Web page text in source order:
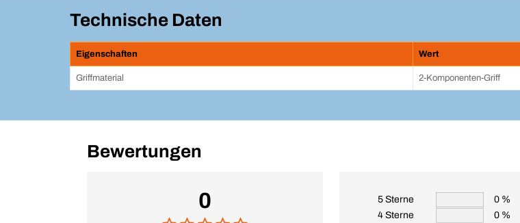
Technische Daten
Eigenschaften Wert
Griffmaterial 2-Komponenten-Griff
Bewertungen
0 5 Sterne
0 %
4 Sterne
0 %